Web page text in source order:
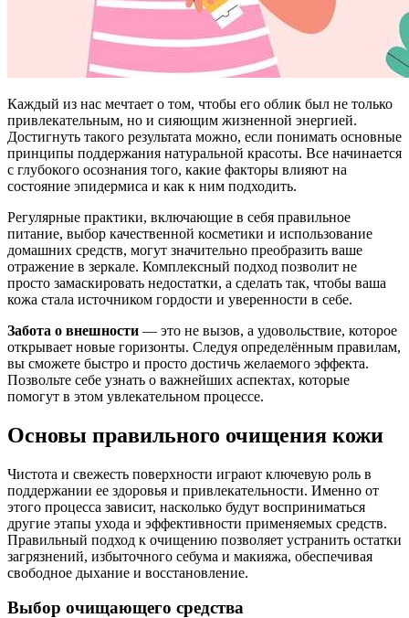
Каждый из нас мечтает о том, чтобы его облик был не только
привлекательным, но и сияющим жизненной энергией.
Достигнуть такого результата можно, если понимать основные
принципы поддержания натуральной красоты. Все начинается
с глубокого осознания того, какие факторы влияют на
состояние эпидермиса и как к ним подходить.
Регулярные практики, включающие в себя правильное
питание, выбор качественной косметики и использование
домашних средств, могут значительно преобразить ваше
отражение в зеркале. Комплексный подход позволит не
просто замаскировать недостатки, а сделать так, чтобы ваша
кожа стала источником гордости и уверенности в себе.
Забота о внешности — это не вызов, а удовольствие, которое
открывает новые горизонты. Следуя определённым правилам,
вы сможете быстро и просто достичь желаемого эффекта.
Позвольте себе узнать о важнейших аспектах, которые
помогут в этом увлекательном процессе.
Основы правильного очищения кожи
Чистота и свежесть поверхности играют ключевую роль в
поддержании ее здоровья и привлекательности. Именно от
этого процесса зависит, насколько будут восприниматься
другие этапы ухода и эффективности применяемых средств.
Правильный подход к очищению позволяет устранить остатки
загрязнений, избыточного себума и макияжа, обеспечивая
свободное дыхание и восстановление.
Выбор очищающего средства